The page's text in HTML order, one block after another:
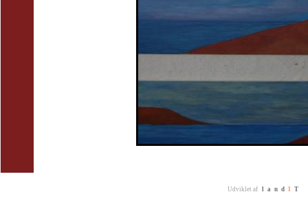
Udviklet af land I T